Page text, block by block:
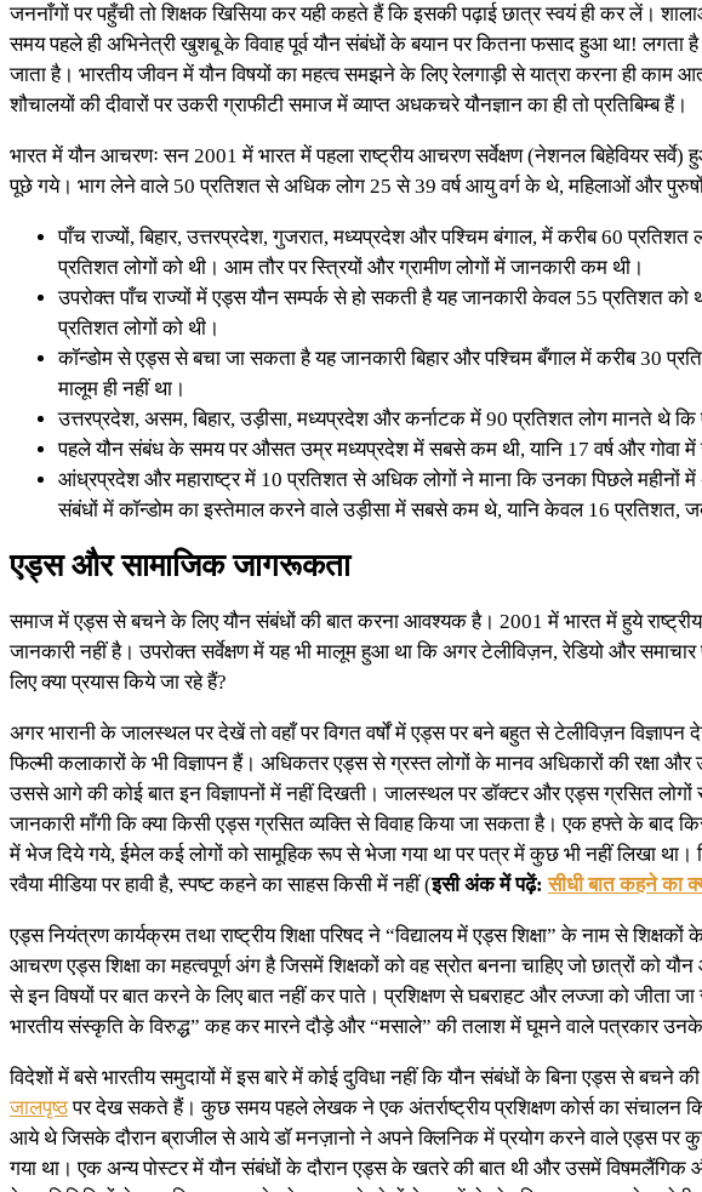
जननाँगों पर पहुँची तो शिक्षक खिसिया कर यही कहते हैं कि इसकी पढ़ाई छात्र स्वयं ही कर लें।
समय पहले ही अभिनेत्री खुशबू के विवाह पूर्व यौन संबंधों के बयान पर कितना फसाद हुआ था! लगता
जाता है। भारतीय जीवन में यौन विषयों का महत्व समझने के लिए रेलगाड़ी से यात्रा करना ही काम
शौचालयों की दीवारों पर उकरी ग्राफीटी समाज में व्याप्त अधकचरे यौनज्ञान का ही तो प्रतिबिम्ब हैं।
भारत में यौन आचरणः सन 2001 में भारत में पहला राष्ट्रीय आचरण सर्वेक्षण (नेशनल बिहेवियर
पूछे गये। भाग लेने वाले 50 प्रतिशत से अधिक लोग 25 से 39 वर्ष आयु वर्ग के थे, महिलाओं और पुरुषों
पाँच राज्यों, बिहार, उत्तरप्रदेश, गुजरात, मध्यप्रदेश और पश्चिम बंगाल, में करीब 60
प्रतिशत लोगों को थी। आम तौर पर स्त्रियों और ग्रामीण लोगों में जानकारी कम थी।
उपरोक्त पाँच राज्यों में एड्स यौन सम्पर्क से हो सकती है यह जानकारी केवल 55 प्रतिशत
प्रतिशत लोगों को थी।
कॉन्डोम से एड्स से बचा जा सकता है यह जानकारी बिहार और पश्चिम बँगाल में करीब 30
मालूम ही नहीं था।
उत्तरप्रदेश, असम, बिहार, उड़ीसा, मध्यप्रदेश और कर्नाटक में 90 प्रतिशत लोग मानते
पहले यौन संबंध के समय पर औसत उम्र मध्यप्रदेश में सबसे कम थी, यानि 17 वर्ष और गोवा में
आंध्रप्रदेश और महाराष्ट्र में 10 प्रतिशत से अधिक लोगों ने माना कि उनका पिछले
संबंधों में कॉन्डोम का इस्तेमाल करने वाले उड़ीसा में सबसे कम थे, यानि केवल 16
एड्स और सामाजिक जागरूकता
समाज में एड्स से बचने के लिए यौन संबंधों की बात करना आवश्यक है। 2001 में भारत में हुये
जानकारी नहीं है। उपरोक्त सर्वेक्षण में यह भी मालूम हुआ था कि अगर टेलीविज़न, रेडियो और
लिए क्या प्रयास किये जा रहे हैं?
अगर भारानी के जालस्थल पर देखें तो वहाँ पर विगत वर्षों में एड्स पर बने बहुत से टेलीविज़न
फिल्मी कलाकारों के भी विज्ञापन हैं। अधिकतर एड्स से ग्रस्त लोगों के मानव अधिकारों की रक्षा
उससे आगे की कोई बात इन विज्ञापनों में नहीं दिखती। जालस्थल पर डॉक्टर और एड्स ग्रसित
जानकारी माँगी कि क्या किसी एड्स ग्रसित व्यक्ति से विवाह किया जा सकता है। एक हफ्ते के
में भेज दिये गये, ईमेल कई लोगों को सामूहिक रूप से भेजा गया था पर पत्र में कुछ भी नहीं लिखा था।
रवैया मीडिया पर हावी है, स्पष्ट कहने का साहस किसी में नहीं (इसी अंक में पढ़ें:सीधी बात कहने का
एड्स नियंत्रण कार्यक्रम तथा राष्ट्रीय शिक्षा परिषद ने “विद्यालय में एड्स शिक्षा” के नाम से
आचरण एड्स शिक्षा का महत्वपूर्ण अंग है जिसमें शिक्षकों को वह स्रोत बनना चाहिए जो छात्रों
से इन विषयों पर बात करने के लिए बात नहीं कर पाते। प्रशिक्षण से घबराहट और लज्जा को जीता
भारतीय संस्कृति के विरुद्ध” कह कर मारने दौड़े और “मसाले” की तलाश में घूमने वाले पत्रकार
विदेशों में बसे भारतीय समुदायों में इस बारे में कोई दुविधा नहीं कि यौन संबंधों के बिना एड्स से
जालपृष्ठपर देख सकते हैं। कुछ समय पहले लेखक ने एक अंतर्राष्ट्रीय प्रशिक्षण कोर्स का संचालन
आये थे जिसके दौरान ब्राजील से आये डॉ मनज़ानो ने अपने क्लिनिक में प्रयोग करने वाले एड्स
गया था। एक अन्य पोस्टर में यौन संबंधों के दौरान एड्स के खतरे की बात थी और उसमें विषमलैंगिक